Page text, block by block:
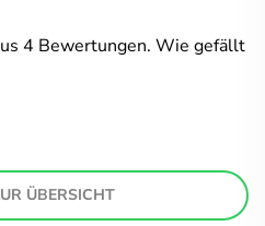
4 Bewertungen. Wie gefällt
ÜBERSICHT